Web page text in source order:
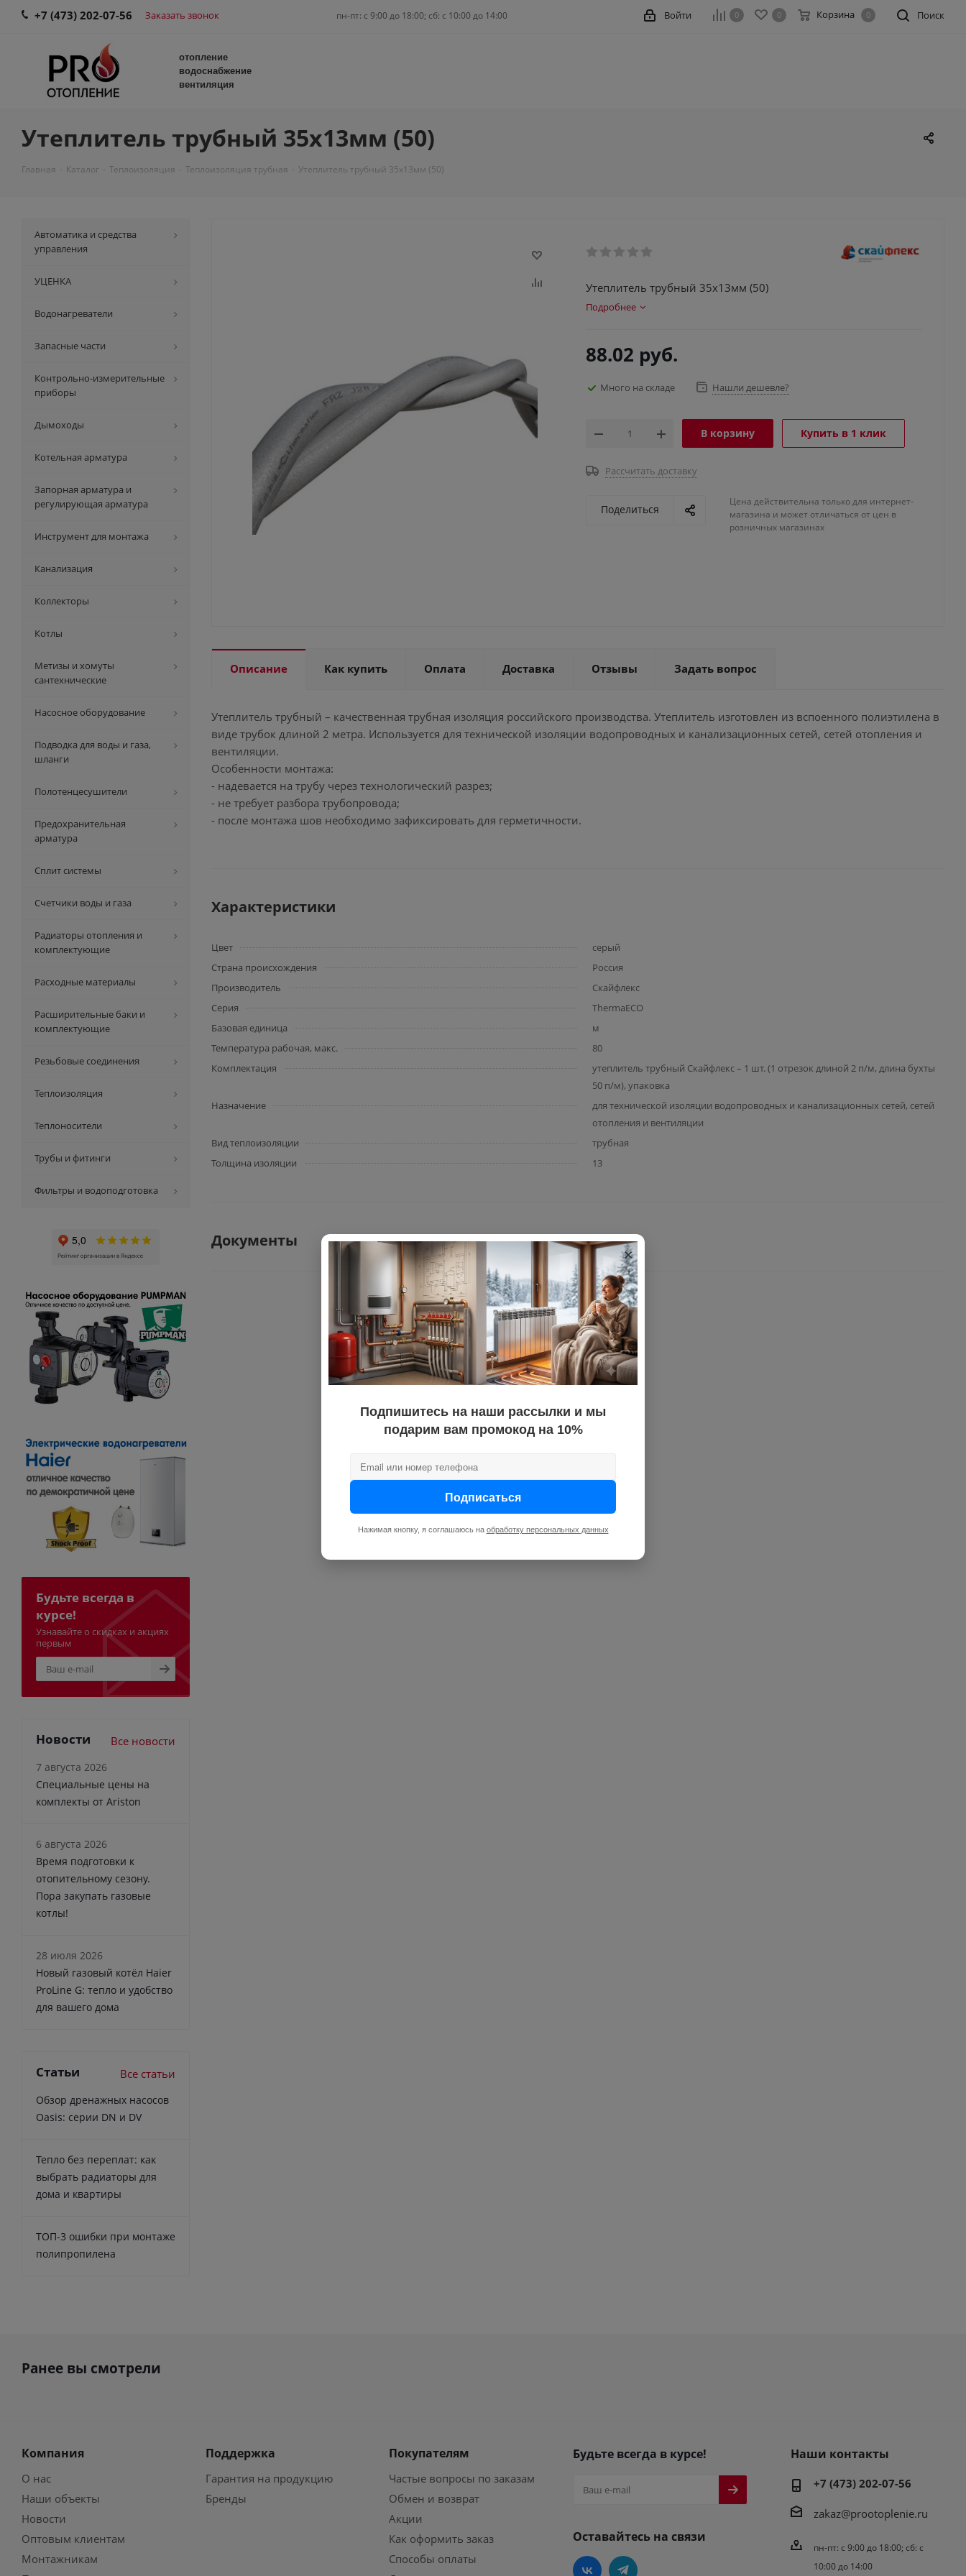
+7 (473) 202-07-56 Заказать звонок пн-пт: c 9:00 до 18:00; сб: с 10:00 до 14:00 Поиск
0 0 Корзина 0
Войти
отопление
водоснабжение
вентиляция
Утеплитель трубный 35х13мм (50)
Главная - Каталог - Теплоизоляция - Теплоизоляция трубная - Утеплитель трубный 35х13мм (50)
Утеплитель трубный 35х13мм (50)
Подробнее
88.02 руб.
Много на складе Нашли дешевле?
В корзину Купить в 1 клик
Рассчитать доставку
Поделиться
Цена действительна только для интернет-
магазина и может отличаться от цен в
розничных магазинах
Описание Как купить Оплата Доставка Отзывы Задать вопрос
Утеплитель трубный – качественная трубная изоляция российского производства. Утеплитель изготовлен из вспоенного полиэтилена в
виде трубок длиной 2 метра. Используется для технической изоляции водопроводных и канализационных сетей, сетей отопления и
вентиляции.
Особенности монтажа:
- надевается на трубу через технологический разрез;
- не требует разбора трубопровода;
- после монтажа шов необходимо зафиксировать для герметичности.
Характеристики
Цвет
серый
Страна происхождения
Россия
Производитель
Скайфлекс
Серия
ThermaECO
Базовая единица
м
Температура рабочая, макс.
80
Комплектация
утеплитель трубный Скайфлекс – 1 шт. (1 отрезок длиной 2 п/м, длина бухты
50 п/м), упаковка
Назначение
для технической изоляции водопроводных и канализационных сетей, сетей
отопления и вентиляции
Вид теплоизоляции
трубная
Толщина изоляции
13
Документы
Автоматика и средства
управления
УЦЕНКА
Водонагреватели
Запасные части
Контрольно-измерительные
приборы
Дымоходы
Котельная арматура
Запорная арматура и
регулирующая арматура
Инструмент для монтажа
Канализация
Коллекторы
Котлы
Метизы и хомуты
сантехнические
Насосное оборудование
Подводка для воды и газа,
шланги
Полотенцесушители
Предохранительная
арматура
Сплит системы
Счетчики воды и газа
Радиаторы отопления и
комплектующие
Расходные материалы
Расширительные баки и
комплектующие
Резьбовые соединения
Теплоизоляция
Теплоносители
Трубы и фитинги
Фильтры и водоподготовка
Будьте всегда в
курсе!
Узнавайте о скидках и акциях
первым
Новости Все новости
7 августа 2026
Специальные цены на
комплекты от Ariston
6 августа 2026
Время подготовки к
отопительному сезону.
Пора закупать газовые
котлы!
28 июля 2026
Новый газовый котёл Haier
ProLine G: тепло и удобство
для вашего дома
Статьи Все статьи
Обзор дренажных насосов
Oasis: серии DN и DV
Тепло без переплат: как
выбрать радиаторы для
дома и квартиры
ТОП-3 ошибки при монтаже
полипропилена
Ранее вы смотрели
Компания
О нас
Наши объекты
Новости
Оптовым клиентам
Монтажникам
Поддержка
Гарантия на продукцию
Бренды
Покупателям
Частые вопросы по заказам
Обмен и возврат
Акции
Как оформить заказ
Способы оплаты
Будьте всегда в курсе!
Оставайтесь на связи
Наши контакты
+7 (473) 202-07-56
zakaz@prootoplenie.ru
пн-пт: c 9:00 до 18:00; сб: с
10:00 до 14:00
×
Подпишитесь на наши рассылки и мы
подарим вам промокод на 10%
Подписаться
Нажимая кнопку, я соглашаюсь на обработку персональных данных